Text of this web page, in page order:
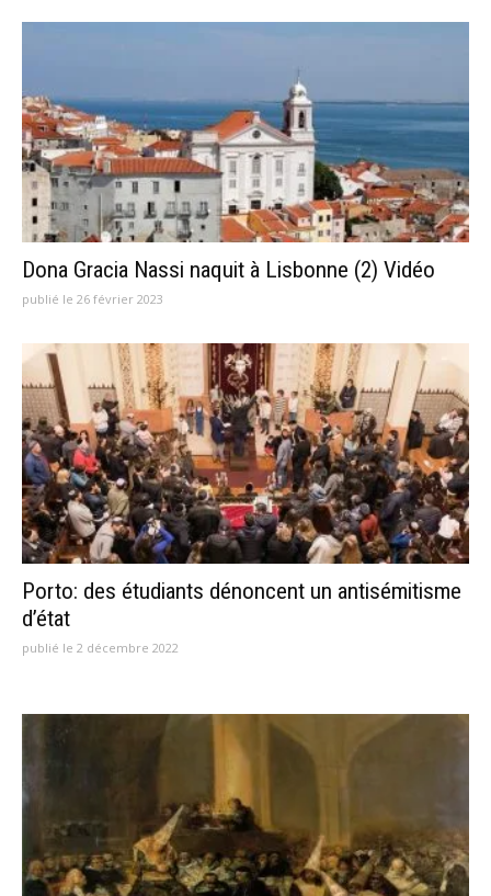
Dona Gracia Nassi naquit à Lisbonne (2) Vidéo
publié le 26 février 2023
Porto: des étudiants dénoncent un antisémitisme
d’état
publié le 2 décembre 2022